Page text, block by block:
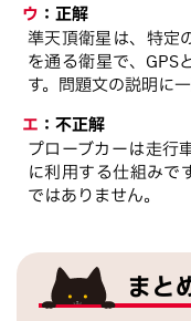
ウ ： 正解
準天頂衛星は、特定
を通る衛星で、GPS
す。問題文の説明に一
エ ： 不正解
プローブカーは走行
に利用する仕組みで
ではありません。
まと